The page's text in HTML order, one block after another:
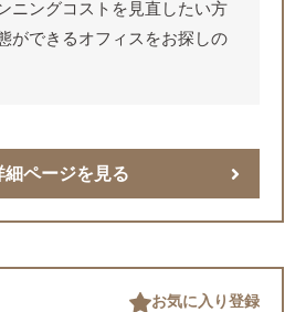
ニングコストを見直したい方
ができるオフィスをお探しの
細ページを見る
お気に入り登録